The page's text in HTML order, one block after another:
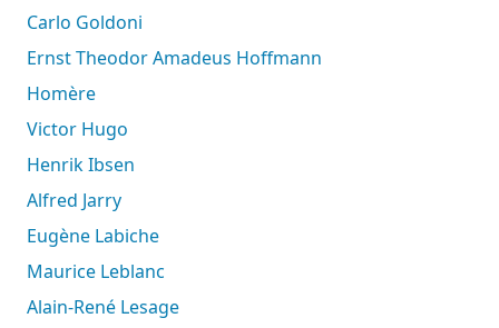
Carlo Goldoni
Ernst Theodor Amadeus Hoffmann
Homère
Victor Hugo
Henrik Ibsen
Alfred Jarry
Eugène Labiche
Maurice Leblanc
Alain-René Lesage